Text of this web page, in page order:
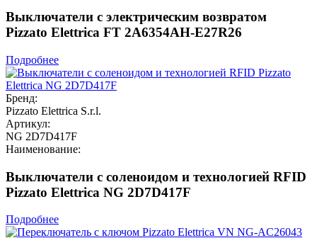
Выключатели с электрическим возвратом
Pizzato Elettrica FT 2A6354AH-E27R26
Подробнее
Бренд:
Pizzato Elettrica S.r.l.
Артикул:
NG 2D7D417F
Наименование:
Выключатели с соленоидом и технологией RFID
Pizzato Elettrica NG 2D7D417F
Подробнее